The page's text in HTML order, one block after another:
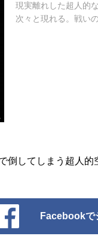
現実離れした超人的
次々と現れる。戦い
倒してしまう超人
Facebookで